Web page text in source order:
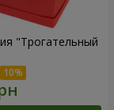
"Трогательный